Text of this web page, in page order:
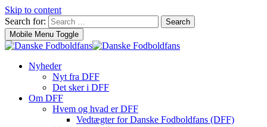
Skip to content
Search for:
Search
Mobile Menu Toggle
Nyheder
Nyt fra DFF
Det sker i DFF
Om DFF
Hvem og hvad er DFF
Vedtægter for Danske Fodboldfans (DFF)